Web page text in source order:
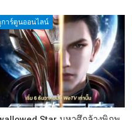
าร์ตูนออนไลน์